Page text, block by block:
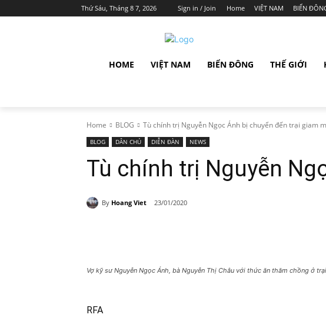
Thứ Sáu, Tháng 8 7, 2026 Sign in / Join Home VIỆT NAM BIỂN
HOME VIỆT NAM BIỂN ĐÔNG THẾ GIỚI
Home BLOG Tù chính trị Nguyễn Ngọc Ánh bị chuyển đến trại giam
BLOG DÂN CHỦ DIỄN ĐÀN NEWS
Tù chính trị Nguyễn
By Hoang Viet 23/01/2020
Vợ kỹ sư Nguyễn Ngọc Ánh, bà Nguyễn Thị Châu với thức ăn thăm chồng ở
RFA